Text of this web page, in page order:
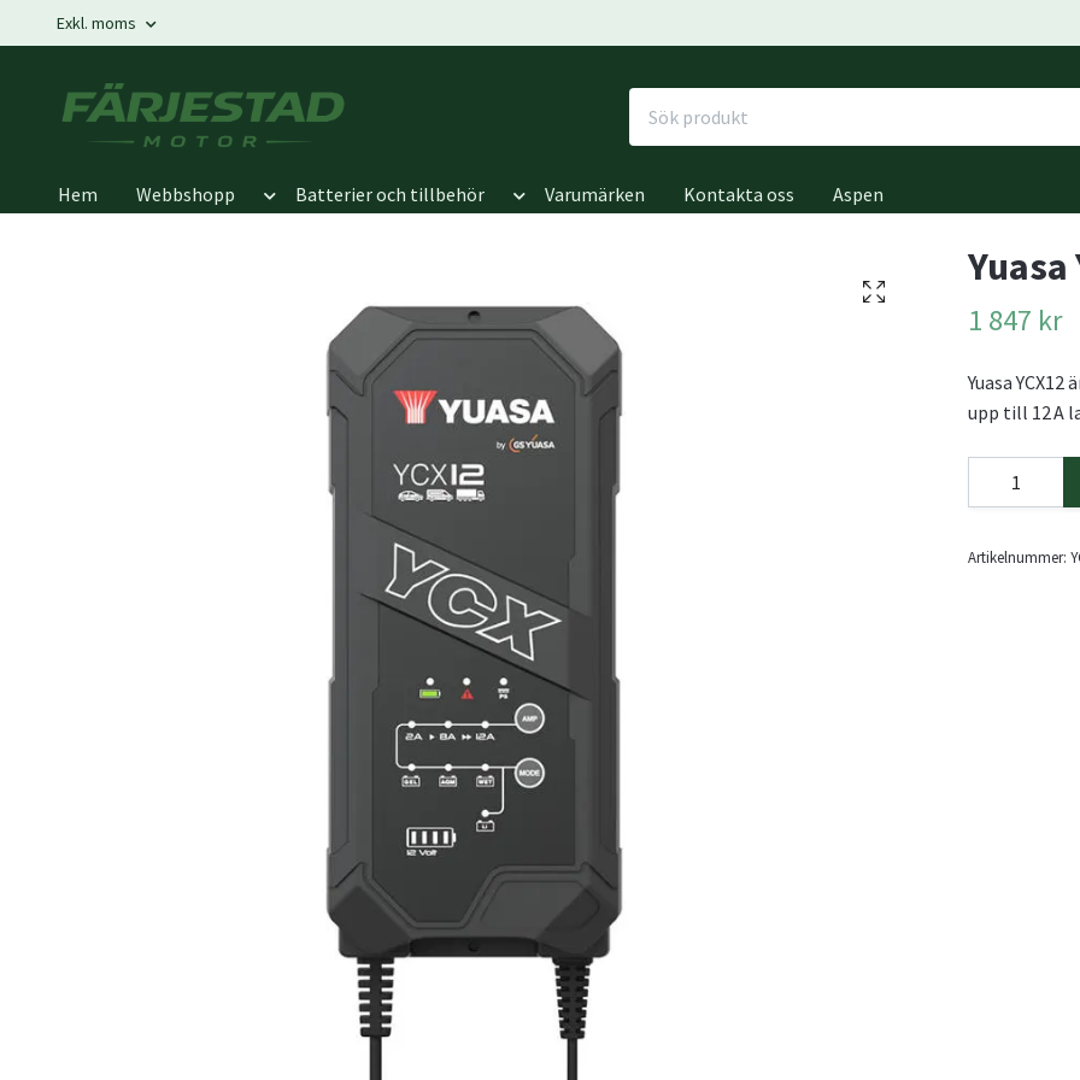
Exkl. moms
Hem Webbshopp Batterier och tillbehör Varumärken Kontakta oss Aspen
Yuasa
1 847 kr
Yuasa
upp till 12 A
Artikelnummer: